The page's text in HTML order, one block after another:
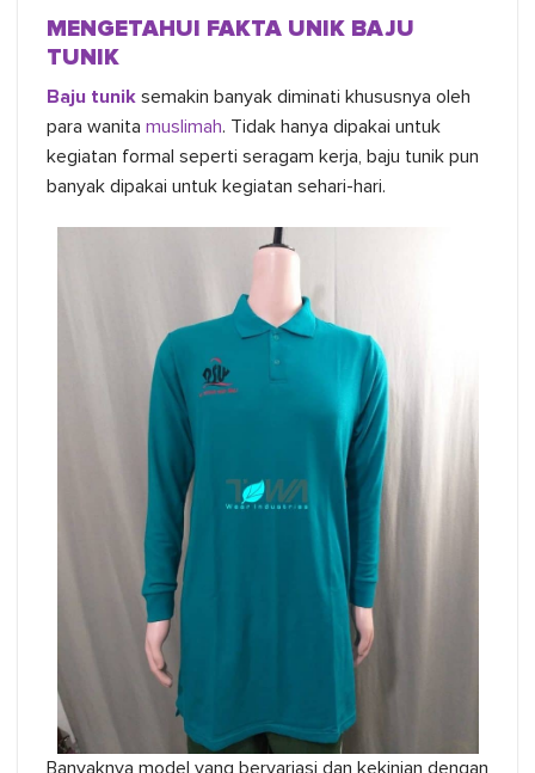
MENGETAHUI FAKTA UNIK BAJU
TUNIK
Baju tunik semakin banyak diminati khususnya oleh
para wanita muslimah. Tidak hanya dipakai untuk
kegiatan formal seperti seragam kerja, baju tunik pun
banyak dipakai untuk kegiatan sehari-hari.
Banyaknya model yang bervariasi dan kekinian dengan